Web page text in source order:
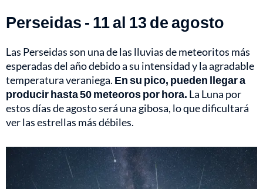
Perseidas - 11 al 13 de agosto
Las Perseidas son una de las lluvias de meteoritos más
esperadas del año debido a su intensidad y la agradable
temperatura veraniega. En su pico, pueden llegar a
producir hasta 50 meteoros por hora. La Luna por
estos días de agosto será una gibosa, lo que dificultará
ver las estrellas más débiles.